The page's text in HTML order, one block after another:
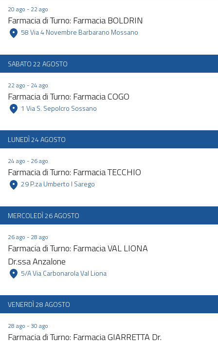
20 ago - 22 ago
Farmacia di Turno: Farmacia BOLDRIN
SABATO 22 AGOSTO
22 ago - 24 ago
Farmacia di Turno: Farmacia COGO
LUNEDÌ 24 AGOSTO
24 ago - 26 ago
Farmacia di Turno: Farmacia TECCHIO
MERCOLEDÌ 26 AGOSTO
26 ago - 28 ago
Farmacia di Turno: Farmacia VAL LIONA
Dr.ssa Anzalone
VENERDÌ 28 AGOSTO
28 ago - 30 ago
Farmacia di Turno: Farmacia GIARRETTA Dr.